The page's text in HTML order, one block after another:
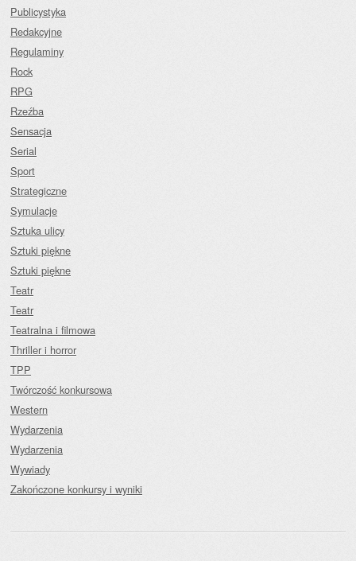
Publicystyka
Redakcyjne
Regulaminy
Rock
RPG
Rzeźba
Sensacja
Serial
Sport
Strategiczne
Symulacje
Sztuka ulicy
Sztuki piękne
Sztuki piękne
Teatr
Teatr
Teatralna i filmowa
Thriller i horror
TPP
Twórczość konkursowa
Western
Wydarzenia
Wydarzenia
Wywiady
Zakończone konkursy i wyniki